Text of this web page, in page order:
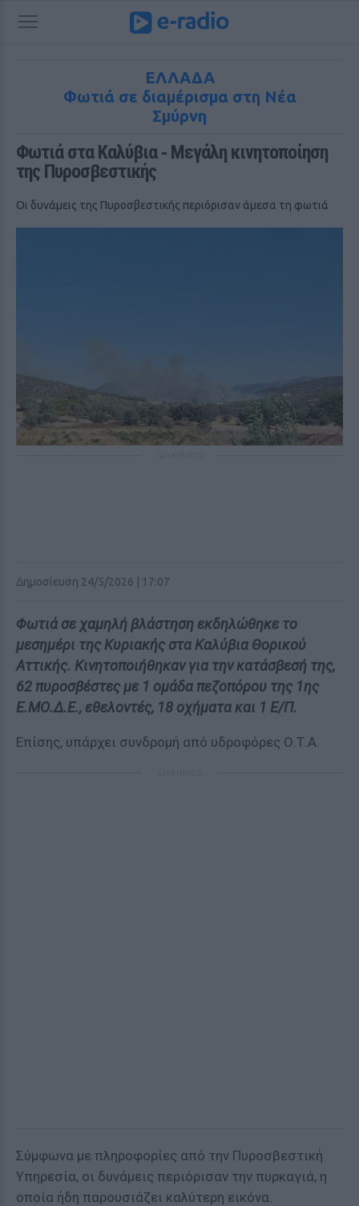
ΕΛΛΑΔΑ
Φωτιά σε διαμέρισμα στη Νέα
Σμύρνη
Φωτιά στα Καλύβια ‑ Μεγάλη κινητοποίηση
της Πυροσβεστικής
Οι δυνάμεις της Πυροσβεστικής περιόρισαν άμεσα τη φωτιά
Δημοσίευση 24/5/2026 | 17:07
Φωτιά σε χαμηλή βλάστηση εκδηλώθηκε το
μεσημέρι της Κυριακής στα Καλύβια Θορικού
Αττικής. Κινητοποιήθηκαν για την κατάσβεσή της,
62 πυροσβέστες με 1 ομάδα πεζοπόρου της 1ης
Ε.ΜΟ.Δ.Ε., εθελοντές, 18 οχήματα και 1 Ε/Π.
Επίσης, υπάρχει συνδρομή από υδροφόρες Ο.Τ.Α.
Σύμφωνα με πληροφορίες από την Πυροσβεστική
Υπηρεσία, οι δυνάμεις περιόρισαν την πυρκαγιά, η
οποία ήδη παρουσιάζει καλύτερη εικόνα.